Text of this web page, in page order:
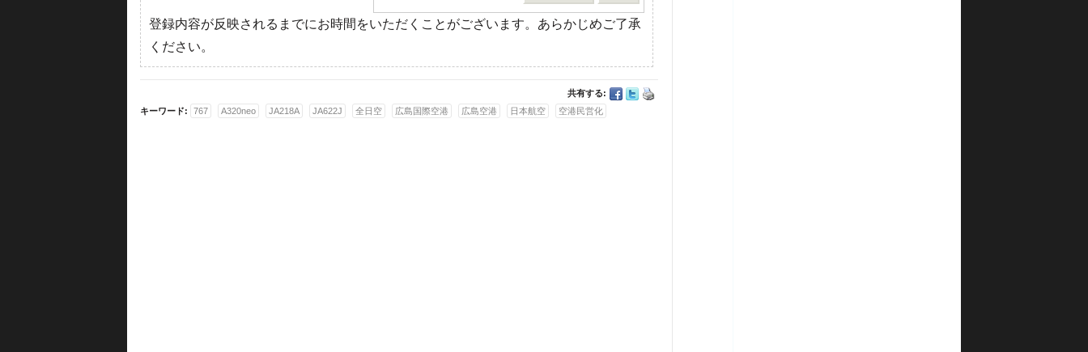
登録内容が反映されるまでにお時間をいただくことがございます。あらかじめご了承
ください。
共有する:
キーワード:
767 A320neo JA218A JA622J 全日空 広島国際空港 広島空港 日本航空 空港民営化